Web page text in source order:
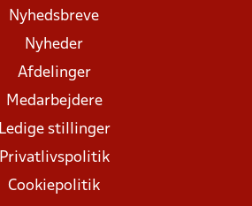
Nyhedsbreve
Nyheder
Afdelinger
Medarbejdere
Ledige stillinger
Privatlivspolitik
Cookiepolitik